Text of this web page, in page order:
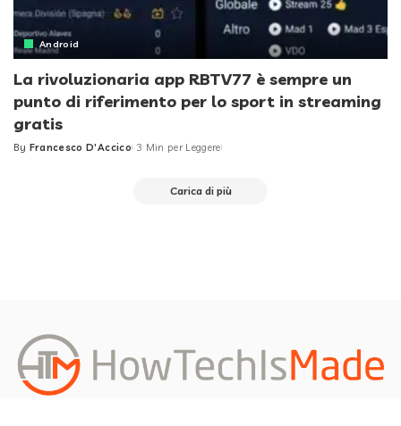
Android
La rivoluzionaria app RBTV77 è sempre un
punto di riferimento per lo sport in streaming
gratis
Posted
By Francesco D'Accico 3 Min per Leggere
Carica di più